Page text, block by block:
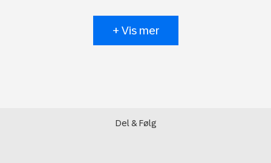
+ Vis mer
Del & Følg